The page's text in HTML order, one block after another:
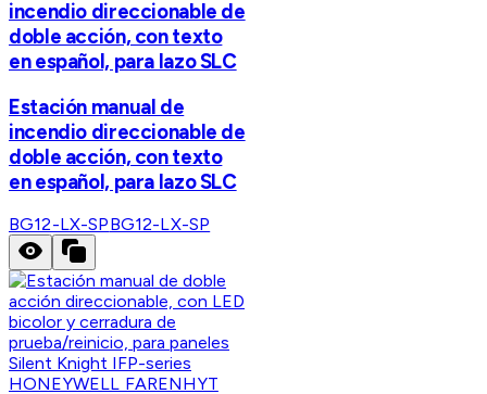
incendio direccionable de
doble acción, con texto
en español, para lazo SLC
Estación manual de
incendio direccionable de
doble acción, con texto
en español, para lazo SLC
BG12-LX-SPBG12-LX-SP
HONEYWELL FARENHYT